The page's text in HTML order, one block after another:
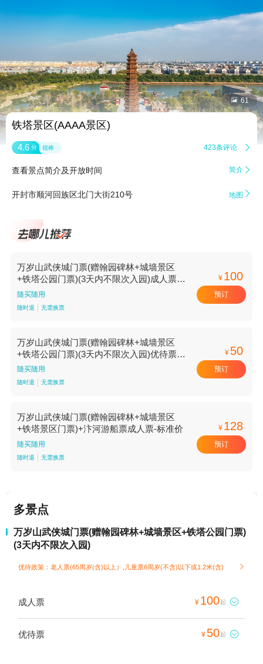
 61
铁塔景区(AAAA景区)
4.6 分 很棒 423条评论 
查看景点简介及开放时间 简介 
开封市顺河回族区北门大街210号 地图 
万岁山武侠城门票(赠翰园碑林+城墙景区
+铁塔公园门票)(3天内不限次入园)成人票-
标准价
随买随用
随时退 无需换票
¥ 100
预订
万岁山武侠城门票(赠翰园碑林+城墙景区
+铁塔公园门票)(3天内不限次入园)优待票-
标准价
随买随用
随时退 无需换票
¥ 50
预订
万岁山武侠城门票(赠翰园碑林+城墙景区
+铁塔景区门票)+汴河游船票成人票-标准价
随买随用
随时退 无需换票
¥ 128
预订
多景点
万岁山武侠城门票(赠翰园碑林+城墙景区+铁塔公园门票)
(3天内不限次入园)
优待政策：老人票(65周岁(含)以上）,儿童票6周岁(不含)以下或1.2米(含) 
成人票 ¥ 100起 
优待票 ¥ 50起 
